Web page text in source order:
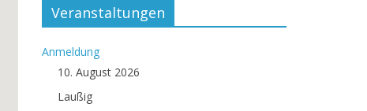
Veranstaltungen
Anmeldung
10. August 2026
Laußig